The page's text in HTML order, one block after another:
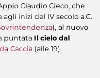
Claudio Cieco, che
inizi del IV secolo a.C.
), al nuovo
puntata Il cielo dal
Caccia (alle 19).